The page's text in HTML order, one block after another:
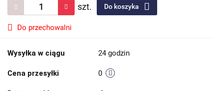
szt. Do koszyka
Do przechowalni
Wysyłka w ciągu 24 godzin
Cena przesyłki 0